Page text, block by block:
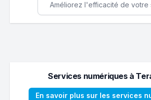
Services numériques à
En savoir plus sur les services